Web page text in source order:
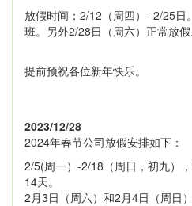
放假时间：2/12（周四）- 2/25日
班。另外2/28日（周六）正常放假
提前预祝各位新年快乐。
2023/12/28
2024年春节公司放假安排如下：
2/5(周一）-2/18（周日，初九）
14天。
2月3日（周六）和2月4日（周日